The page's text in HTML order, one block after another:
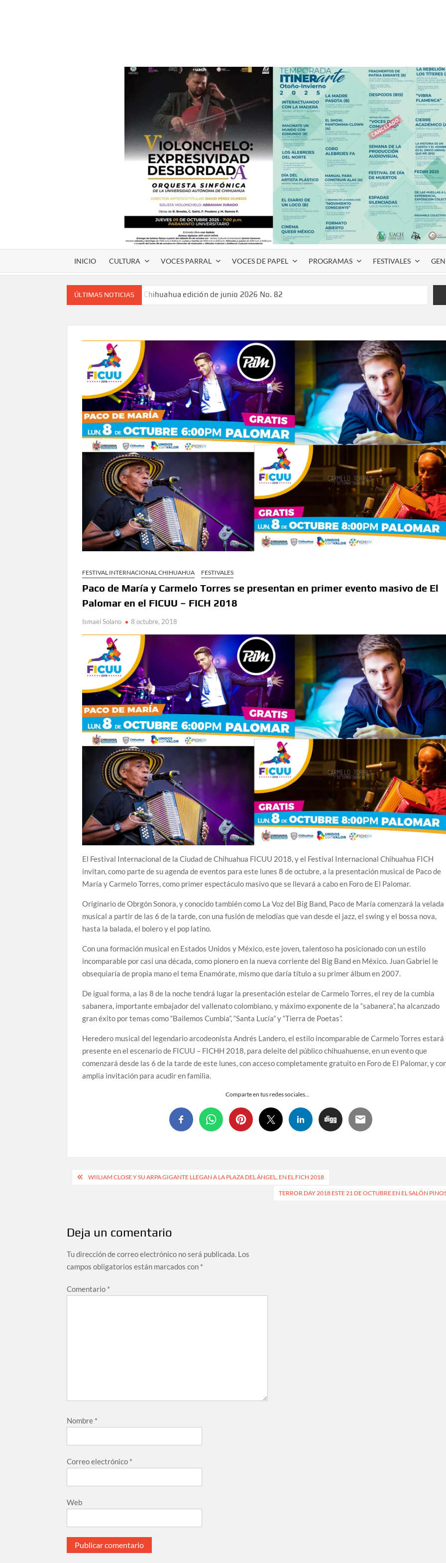
INICIO CULTURA VOCES PARRAL VOCES DE PAPEL PROGRAMAS FESTIVALES
ÚLTIMAS NOTICIAS
Voces de papel Chihuahua edición de junio 2026 No. 82
Voces de papel Parral edición Carlos Montemayor #35
A 18 años de su partida, Teatro Bárbaro rinde homenaje a Víctor Hugo Rascón Banda con Voces en el
umbral
Invitan a participar en “Convocatoria UACH-SPAUACH 2026” para publicar textos académicos con sello
editorial.
Lanza Municipio convocatoria “Chihuahua Deja Huella” para convertir el arte local en identidad
Invitan a descubrir la escena cinematográfica del norte con la muestra “División del Norte: Episodio 2”
en Ciudad Juárez y la capital
Conmemorará Casa Chihuahua el aniversario luctuoso de Miguel Hidalgo
Continúa abierta la convocatoria para el Premio Indígena Literario “Erasmo Palma”
Inaugura Municipio exposición “Horizontes Opuestos” en el Aeropuerto Internacional de Chihuahua
Arranca Ofech su Temporada de Conciertos de Verano con presentaciones gratuitas en Palacio de
Gobierno
FESTIVAL INTERNACIONAL CHIHUAHUA FESTIVALES
Paco de María y Carmelo Torres se presentan en primer evento masivo de El
Palomar en el FICUU – FICH 2018
Ismael Solano 8 octubre, 2018
El Festival Internacional de la Ciudad de Chihuahua FICUU 2018, y el Festival Internacional Chihuahua FICH
invitan, como parte de su agenda de eventos para este lunes 8 de octubre, a la presentación musical de Paco de
María y Carmelo Torres, como primer espectáculo masivo que se llevará a cabo en Foro de El Palomar.
Originario de Obrgón Sonora, y conocido también como La Voz del Big Band, Paco de María comenzará la velada
musical a partir de las 6 de la tarde, con una fusión de melodías que van desde el jazz, el swing y el bossa nova,
hasta la balada, el bolero y el pop latino.
Con una formación musical en Estados Unidos y México, este joven, talentoso ha posicionado con un estilo
incomparable por casi una década, como pionero en la nueva corriente del Big Band en México. Juan Gabriel le
obsequiaría de propia mano el tema Enamórate, mismo que daría título a su primer álbum en 2007.
De igual forma, a las 8 de la noche tendrá lugar la presentación estelar de Carmelo Torres, el rey de la cumbia
sabanera, importante embajador del vallenato colombiano, y máximo exponente de la “sabanera”, ha alcanzado
gran éxito por temas como “Bailemos Cumbia”, “Santa Lucía” y “Tierra de Poetas”.
Heredero musical del legendario arcodeonista Andrés Landero, el estilo incomparable de Carmelo Torres estará
presente en el escenario de FICUU – FICHH 2018, para deleite del público chihuahuense, en un evento que
comenzará desde las 6 de la tarde de este lunes, con acceso completamente gratuito en Foro de El Palomar, y
amplia invitación para acudir en familia.
Comparte en tus redes sociales...
WIILIAM CLOSE Y SU ARPA GIGANTE LLEGAN A LA PLAZA DEL ÁNGEL, EN EL FICH 2018
TERROR DAY 2018 ESTE 21 DE OCTUBRE EN EL SALÓN
Deja un comentario
Tu dirección de correo electrónico no será publicada. Los
campos obligatorios están marcados con *
Comentario *
Nombre *
Correo electrónico *
Web